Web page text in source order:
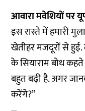
आवारा मवेशियों पर
इस रास्ते में हमारी
खेतीहर मजदूरों से
के सियाराम बोध
बहुत बढ़ी है. अगर
करेंगे?”